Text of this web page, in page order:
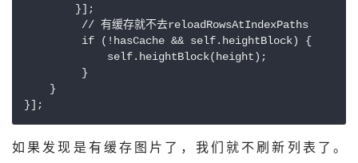
        }];
         // 有缓存就不去reloadRowsAtIndexPaths
         if (!hasCache && self.heightBlock) {
             self.heightBlock(height);
         }
    }
如果发现是有缓存图片了，我们就不刷新列表了。